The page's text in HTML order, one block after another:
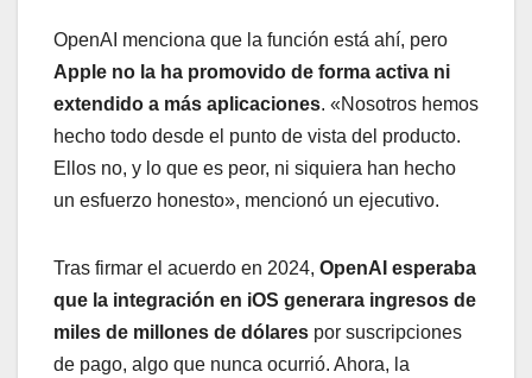
OpenAI menciona que la función está ahí, pero
Apple no la ha promovido de forma activa ni
extendido a más aplicaciones. «Nosotros hemos
hecho todo desde el punto de vista del producto.
Ellos no, y lo que es peor, ni siquiera han hecho
un esfuerzo honesto», mencionó un ejecutivo.
Tras firmar el acuerdo en 2024, OpenAI esperaba
que la integración en iOS generara ingresos de
miles de millones de dólares por suscripciones
de pago, algo que nunca ocurrió. Ahora, la